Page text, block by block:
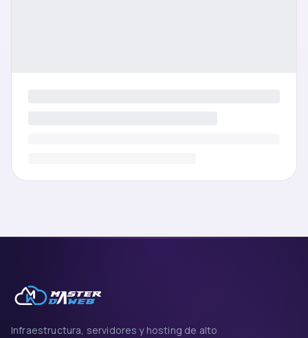
Infraestructura, servidores y hosting de alto